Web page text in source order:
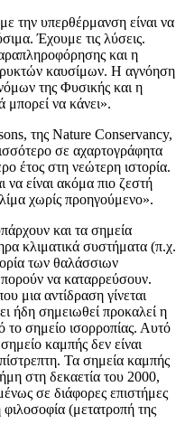
την υπερθέρμανση είναι να
Έχουμε τις λύσεις.
και η
καυσίμων. Η αγνόηση
της Φυσικής και η
να κάνει».
της Nature Conservancy,
σε αχαρτογράφητα
έτος στη νεώτερη ιστορία.
είναι ακόμα πιο ζεστή
χωρίς προηγούμενο».
και τα σημεία
κλιματικά συστήματα (π.χ.
των θαλάσσιων
να καταρρεύσουν.
μια αντίδραση γίνεται
ήδη σημειωθεί προκαλεί η
το σημείο ισορροπίας. Αυτό
καμπής δεν είναι
Τα σημεία καμπής
στη δεκαετία του 2000,
σε διάφορες επιστήμες
(μετατροπή της